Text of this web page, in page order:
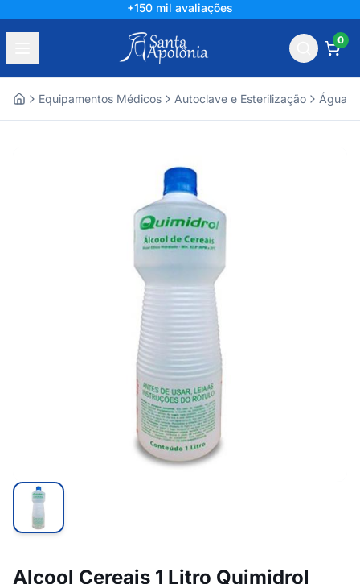
+150 mil avaliações
0
Equipamentos Médicos Autoclave e Esterilização Água
Alcool Cereais 1 Litro Quimidrol